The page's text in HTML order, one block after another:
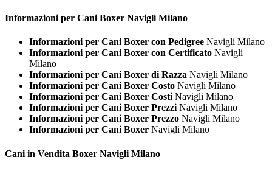
Informazioni per Cani Boxer Navigli Milano
Informazioni per Cani Boxer con Pedigree Navigli Milano
Informazioni per Cani Boxer con Certificato Navigli
Milano
Informazioni per Cani Boxer di Razza Navigli Milano
Informazioni per Cani Boxer Costo Navigli Milano
Informazioni per Cani Boxer CostiNavigli Milano
Informazioni per Cani Boxer PrezziNavigli Milano
Informazioni per Cani Boxer Prezzo Navigli Milano
Informazioni per Cani Boxer Navigli Milano
Cani in Vendita Boxer Navigli Milano